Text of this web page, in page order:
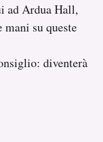
ad Ardua Hall,
su queste
diventerà